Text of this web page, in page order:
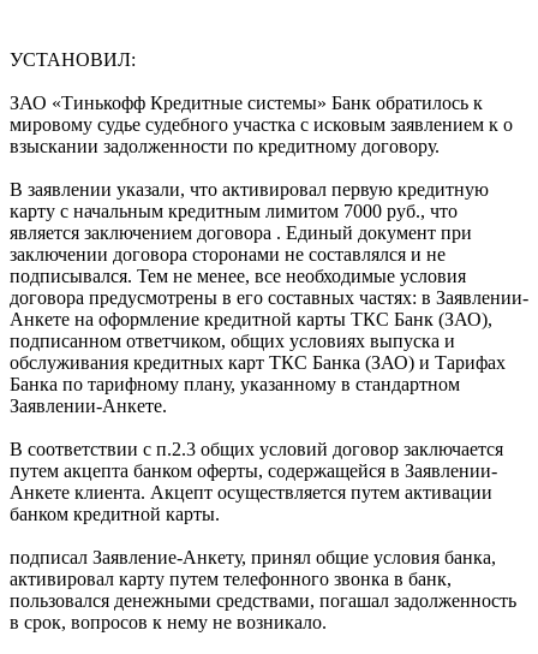
УСТАНОВИЛ:
ЗАО «Тинькофф Кредитные системы» Банк обратилось к
мировому судье судебного участка с исковым заявлением к о
взыскании задолженности по кредитному договору.
В заявлении указали, что активировал первую кредитную
карту с начальным кредитным лимитом 7000 руб., что
является заключением договора . Единый документ при
заключении договора сторонами не составлялся и не
подписывался. Тем не менее, все необходимые условия
договора предусмотрены в его составных частях: в Заявлении-
Анкете на оформление кредитной карты ТКС Банк (ЗАО),
подписанном ответчиком, общих условиях выпуска и
обслуживания кредитных карт ТКС Банка (ЗАО) и Тарифах
Банка по тарифному плану, указанному в стандартном
Заявлении-Анкете.
В соответствии с п.2.3 общих условий договор заключается
путем акцепта банком оферты, содержащейся в Заявлении-
Анкете клиента. Акцепт осуществляется путем активации
банком кредитной карты.
подписал Заявление-Анкету, принял общие условия банка,
активировал карту путем телефонного звонка в банк,
пользовался денежными средствами, погашал задолженность
в срок, вопросов к нему не возникало.